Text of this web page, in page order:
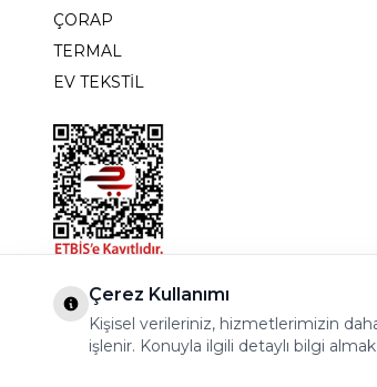
ÇORAP
TERMAL
EV TEKSTİL
Çerez Kullanımı
Kişisel verileriniz, hizmetlerimizin
işlenir. Konuyla ilgili detaylı bilgi